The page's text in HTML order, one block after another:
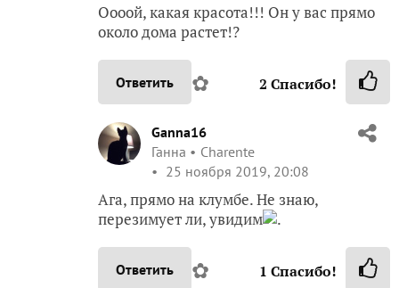
Оооой, какая красота!!! Он у вас прямо
около дома растет!?
Ответить ✿ 2 Спасибо!
Ganna16
Ганна
Charente
25 ноября 2019, 20:08
Ага, прямо на клумбе. Не знаю,
перезимует ли, увидим
.
Ответить ✿ 1 Спасибо!